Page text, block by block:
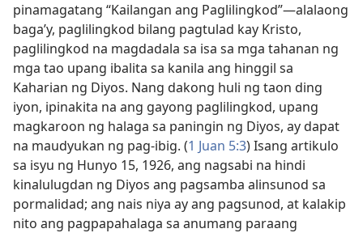
pinamagatang “Kailangan ang Paglilingkod”​—alalaong
baga’y, paglilingkod bilang pagtulad kay Kristo,
paglilingkod na magdadala sa isa sa mga tahanan ng
mga tao upang ibalita sa kanila ang hinggil sa
Kaharian ng Diyos. Nang dakong huli ng taon ding
iyon, ipinakita na ang gayong paglilingkod, upang
magkaroon ng halaga sa paningin ng Diyos, ay dapat
na maudyukan ng pag-ibig. (1 Juan 5:3) Isang artikulo
sa isyu ng Hunyo 15, 1926, ang nagsabi na hindi
kinalulugdan ng Diyos ang pagsamba alinsunod sa
pormalidad; ang nais niya ay ang pagsunod, at kalakip
nito ang pagpapahalaga sa anumang paraang